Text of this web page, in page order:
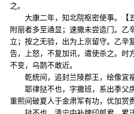
之。
大康二年，知北院枢密使事。【五
附丽者多至通显；速撒未尝造门。乙
立；按之无验，出为上京留守。乙辛
告，上怒，不复加讯，遣使杀之。时
不变，乌鹊不敢近。
乾统间，追封兰陵郡王，绘像宜福
耶律挞不也，字撒班，系出季父房
重熙间破夏人于金肃军有功，优加赏赉